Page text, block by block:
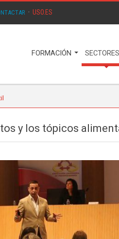
· USO.ES
FORMACIÓN SECTORES
y los tópicos